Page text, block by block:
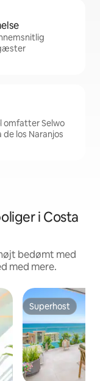
omfatter Selwo
de los Naranjos
i Costa
bedømt med
med mere.
Superhost
Superhost